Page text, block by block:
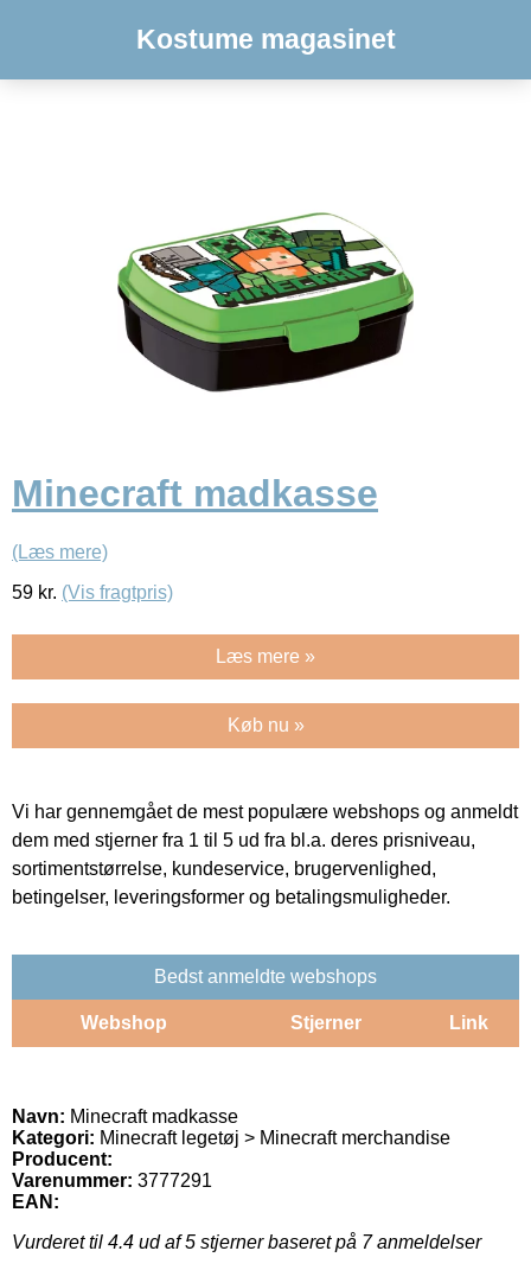
Kostume magasinet
Minecraft madkasse
(Læs mere)
59 kr. (Vis fragtpris)
Læs mere »
Køb nu »
Vi har gennemgået de mest populære webshops og anmeldt
dem med stjerner fra 1 til 5 ud fra bl.a. deres prisniveau,
sortimentstørrelse, kundeservice, brugervenlighed,
betingelser, leveringsformer og betalingsmuligheder.
Bedst anmeldte webshops
Webshop Stjerner Link
Navn: Minecraft madkasse
Kategori: Minecraft legetøj > Minecraft merchandise
Producent:
Varenummer: 3777291
EAN:
Vurderet til 4.4 ud af 5 stjerner baseret på 7anmeldelser